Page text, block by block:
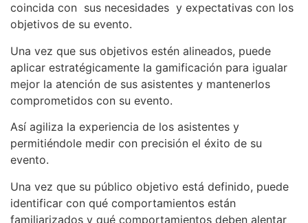
coincida con sus necesidades y expectativas con los
objetivos de su evento.
Una vez que sus objetivos estén alineados, puede
aplicar estratégicamente la gamificación para igualar
mejor la atención de sus asistentes y mantenerlos
comprometidos con su evento.
Así agiliza la experiencia de los asistentes y
permitiéndole medir con precisión el éxito de su
evento.
Una vez que su público objetivo está definido, puede
identificar con qué comportamientos están
familiarizados y qué comportamientos deben alentar